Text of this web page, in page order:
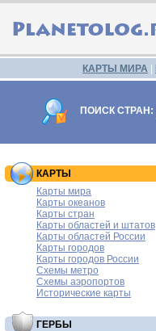
КАРТЫ МИРА
ПОИСК СТРАН:
КАРТЫ
Карты мира
Карты океанов
Карты стран
Карты областей и штатов
Карты областей России
Карты городов
Карты городов России
Схемы метро
Схемы аэропортов
Исторические карты
ГЕРБЫ